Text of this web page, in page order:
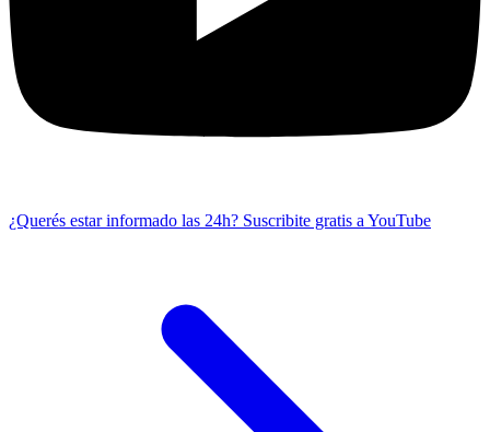
¿Querés estar informado las 24h? Suscribite gratis a YouTube